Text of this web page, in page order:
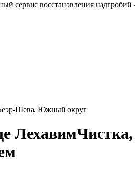
сервис восстановления
Шева, Южный округ
Лехавим